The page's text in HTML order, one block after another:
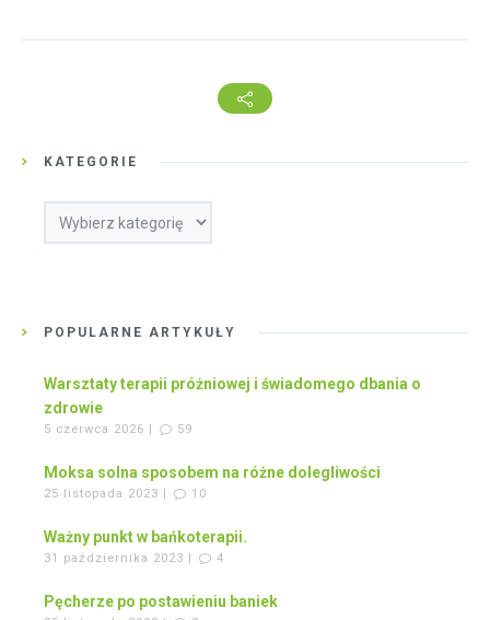
KATEGORIE
Kategorie
POPULARNE ARTYKUŁY
Warsztaty terapii próżniowej i świadomego dbania o
zdrowie
5 czerwca 2026 | 59
Moksa solna sposobem na różne dolegliwości
25 listopada 2023 | 10
Ważny punkt w bańkoterapii.
31 października 2023 | 4
Pęcherze po postawieniu baniek